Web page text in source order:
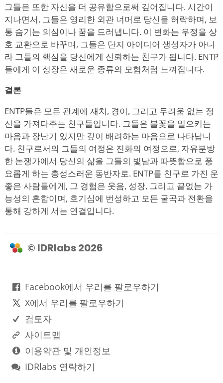
그들은 또한 자신을 더 공유함으로써 깊어집니다. 시간이
지나면서, 그들은 영리한 외관 너머로 당신을 허락하며, 보
통 숨기는 의심이나 꿈을 드러냅니다. 이 변화는 우정을 상
호 교환으로 바꾸며, 그들은 단지 아이디어 생성자가 아니
라 그들의 핵심을 당신에게 신뢰하는 친구가 됩니다. ENTP
들에게 이 성장은 새로운 종류의 모험처럼 느껴집니다.
결론
ENTP들은 모든 관계에 재치, 경이, 그리고 두려움 없는 정
신을 가져다주는 친구들입니다. 그들은 불꽃을 일으키는
마음과 장난기 있지만 깊이 배려하는 마음으로 나타납니
다. 친구로서의 그들의 여정은 진화의 여정으로, 자유분방
한 논쟁가에서 당신의 삶을 그들의 빛남과 따뜻함으로 풍
요롭게 하는 충성스러운 동반자로. ENTP를 친구로 가진 운
좋은 사람들에게, 그 경험은 웃음, 성장, 그리고 끝없는 가
능성의 혼합이며, 호기심에 번성하고 모든 굴곡과 전환을
통해 강하게 서는 연결입니다.
© IDRlabs 2026
Facebook에서 우리를 팔로우하기
X에서 우리를 팔로우하기
검토자
사이트맵
이용약관 및 개인정보
IDRlabs 연락하기